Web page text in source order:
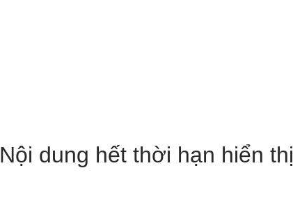
Nội dung hết thời hạn hiển thị